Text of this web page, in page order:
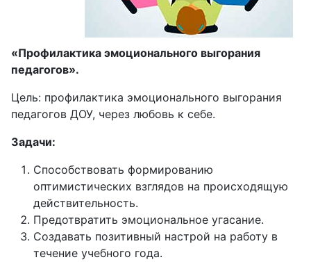
«Профилактика эмоционального выгорания
педагогов».
Цель: профилактика эмоционального выгорания
педагогов ДОУ, через любовь к себе.
Задачи:
Способствовать формированию
оптимистических взглядов на происходящую
действительность.
Предотвратить эмоциональное угасание.
Создавать позитивный настрой на работу в
течение учебного года.